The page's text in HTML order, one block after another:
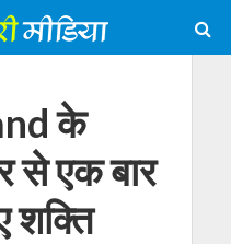
के
से एक बार
शक्ति